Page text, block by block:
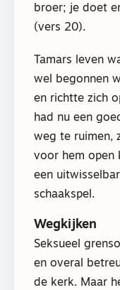
broer; je doet
(vers 20).
Tamars leven
wel begonnen
en richtte zich
had nu een
weg te ruimen,
voor hem open
een
schaakspel.
Wegkijken
Seksueel
en overal
de kerk. Maar